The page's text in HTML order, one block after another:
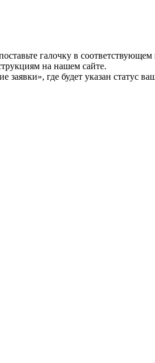
галочку в
на нашем сайте.
где будет указан статус